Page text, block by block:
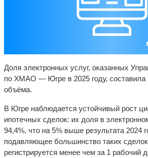
Доля электронных услуг, оказанных
по ХМАО — Югре в 2025 году, составила
объёма.
В Югре наблюдается устойчивый рост
ипотечных сделок: их доля в
94,4%, что на 5% выше результата 2024
подавляющее большинство таких
регистрируется менее чем за 1 рабочий